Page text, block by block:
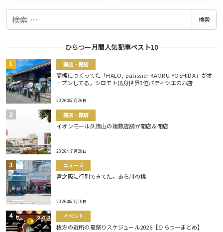
検
検索
ひらつー月間人気記事ベスト10
開店・閉店
高槻につくってた「HALO, patissier KAORU YOSHIDA」がオ
ープンしてる。シロモト出身世界3位パティシエのお店
2026年7月26日
開店・閉店
イオンモール久御山の複数店舗が開店＆閉店
2026年7月29日
ニュース
宮之阪に行列できてた。あら川の桃
2026年7月10日
イベント
枚方の近所の夏祭りスケジュール2026【ひらつーまとめ】